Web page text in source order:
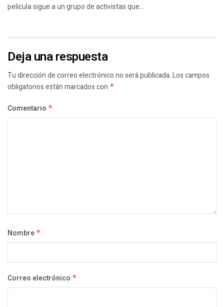
película sigue a un grupo de activistas que...
Deja una respuesta
Tu dirección de correo electrónico no será publicada.Los campos
obligatorios están marcados con *
Comentario *
Nombre *
Correo electrónico *